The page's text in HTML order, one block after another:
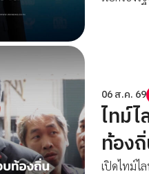
06 ส.ค. 69
ไทม์
ท้อง
เปิดไทม์ไ